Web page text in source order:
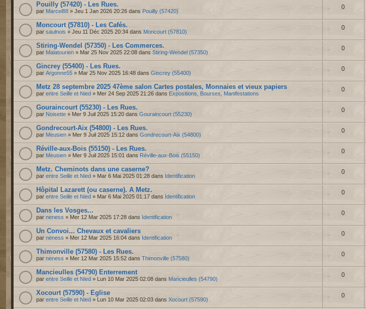
Pouilly (57420) - Les Rues.
par Marcel88 » Jeu 1 Jan 2026 20:26 dans Pouilly (57420)
0
Moncourt (57810) - Les Cafés.
par saulnois » Jeu 11 Déc 2025 20:34 dans Moncourt (57810)
0
Stiring-Wendel (57350) - Les Commerces.
par Malatourien » Mar 25 Nov 2025 22:08 dans Stiring-Wendel (57350)
0
Gincrey (55400) - Les Rues.
par Argonne55 » Mar 25 Nov 2025 16:48 dans Gincrey (55400)
0
Metz 28 septembre 2025 47ème salon Cartes postales, Monnaies et vieux papiers
par entre Seille et Nied » Mer 24 Sep 2025 21:26 dans Expositions, Bourses, Manifestations
0
Gouraincourt (55230) - Les Rues.
par Noisette » Mer 9 Juil 2025 15:20 dans Gouraincourt (55230)
0
Gondrecourt-Aix (54800) - Les Rues.
par Meusien » Mer 9 Juil 2025 15:12 dans Gondrecourt-Aix (54800)
0
Réville-aux-Bois (55150) - Les Rues.
par Meusien » Mer 9 Juil 2025 15:01 dans Réville-aux-Bois (55150)
0
Metz. Cheminots dans une caserne?
par entre Seille et Nied » Mar 6 Mai 2025 01:28 dans Identification
0
Hôpital Lazarett (ou caserne). A Metz.
par entre Seille et Nied » Mar 6 Mai 2025 01:17 dans Identification
0
Dans les Vosges...
par neness » Mer 12 Mar 2025 17:28 dans Identification
0
Un Convoi... Chevaux et cavaliers
par neness » Mer 12 Mar 2025 16:04 dans Identification
0
Thimonville (57580) - Les Rues.
par neness » Mer 12 Mar 2025 15:52 dans Thimonville (57580)
0
Mancieulles (54790) Enterrement
par entre Seille et Nied » Lun 10 Mar 2025 02:08 dans Mancieulles (54790)
0
Xocourt (57590) - Eglise
par entre Seille et Nied » Lun 10 Mar 2025 02:03 dans Xocourt (57590)
0